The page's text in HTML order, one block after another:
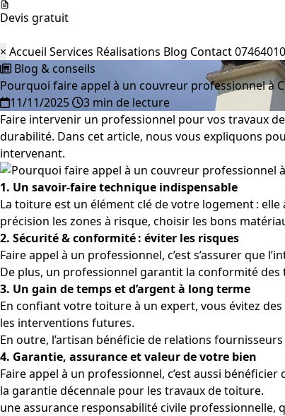
Devis gratuit
× Accueil Services Réalisations Blog Contact
Blog & conseils
Pourquoi faire appel à un couvreur professionnel à
11/11/2025
3 min de lecture
Faire intervenir un professionnel pour vos travaux
durabilité. Dans cet article, nous vous expliquons
intervenant.
1. Un savoir‑faire technique indispensable
La toiture est un élément clé de votre logement :
précision les zones à risque, choisir les bons
2. Sécurité & conformité : éviter les risques
Faire appel à un professionnel, c’est s’assurer que
De plus, un professionnel garantit la conformité
3. Un gain de temps et d’argent à long terme
En confiant votre toiture à un expert, vous évitez
les interventions futures.
En outre, l’artisan bénéficie de relations
4. Garantie, assurance et valeur de votre bien
Faire appel à un professionnel, c’est aussi bénéficier
la garantie décennale pour les travaux de toiture.
une assurance responsabilité civile professionnelle,